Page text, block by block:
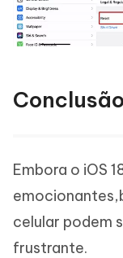
Conclusão
Embora o iOS
celular podem
frustrante.